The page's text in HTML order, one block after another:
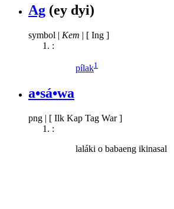
Ag (ey dyi)
symbol | Kem | [ Ing ]
:
pílak1
a•sá•wa
png | [ Ilk Kap Tag War ]
:
laláki o babaeng ikinasal